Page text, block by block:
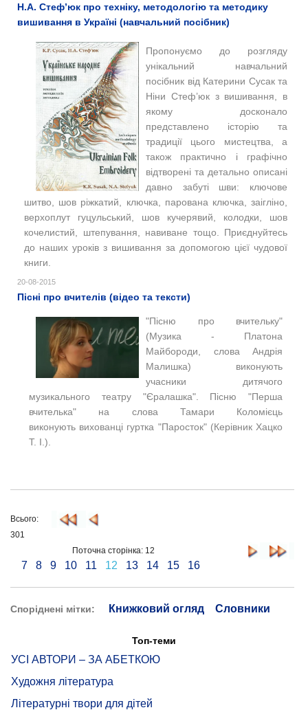
Н.А. Стеф’юк про техніку, методологію та методику
вишивання в Україні (навчальний посібник)
Пропонуємо до розгляду
унікальний навчальний
посібник від Катерини Сусак та
Ніни Стеф’юк з вишивання, в
якому досконало
представлено історію та
традиції цього мистецтва, а
також практично і графічно
відтворені та детально описані
давно забуті шви: ключове
шитво, шов ріжкатий, ключка, парована ключка, заігліно,
верхоплут гуцульський, шов кучерявий, колодки, шов
кочелистий, штепування, навиване тощо. Приєднуйтесь
до наших уроків з вишивання за допомогою цієї чудової
книги.
20-08-2015
Пісні про вчителів (відео та тексти)
"Пісню про вчительку"
(Музика - Платона
Майбороди, слова Андрія
Малишка) виконують
учасники дитячого
музикального театру "Єралашка".
Пісню "Перша
вчителька" на слова Тамари Коломієць
виконують вихованці гуртка "Паросток" (Керівник Хацко
Т. І.).
Всього:
301
Поточна сторінка: 12
7 8 9 10 11 12 13 14 15 16
Споріднені мітки: Книжковий огляд Словники
Топ-теми
УСІ АВТОРИ – ЗА АБЕТКОЮ
Художня література
Літературні твори для дітей